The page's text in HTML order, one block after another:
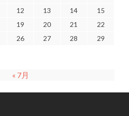
12 13 14
15
19 20 21
22
26 27 28
29
« 7月